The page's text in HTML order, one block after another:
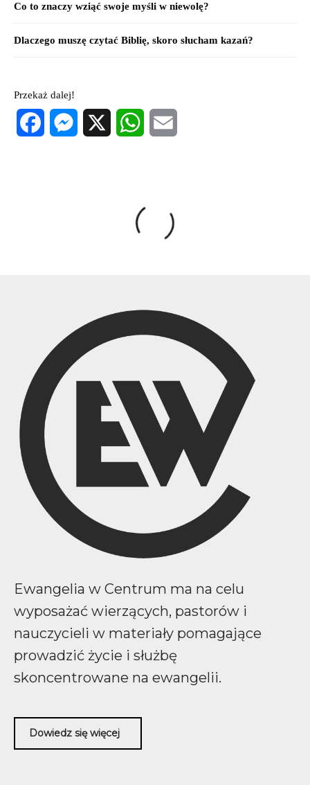
Co to znaczy wziąć swoje myśli w niewolę?
Dlaczego muszę czytać Biblię, skoro słucham kazań?
Przekaż dalej!
Ewangelia w Centrum ma na celu
wyposażać wierzących, pastorów i
nauczycieli w materiały pomagające
prowadzić życie i służbę
skoncentrowane na ewangelii.
Dowiedz się więcej